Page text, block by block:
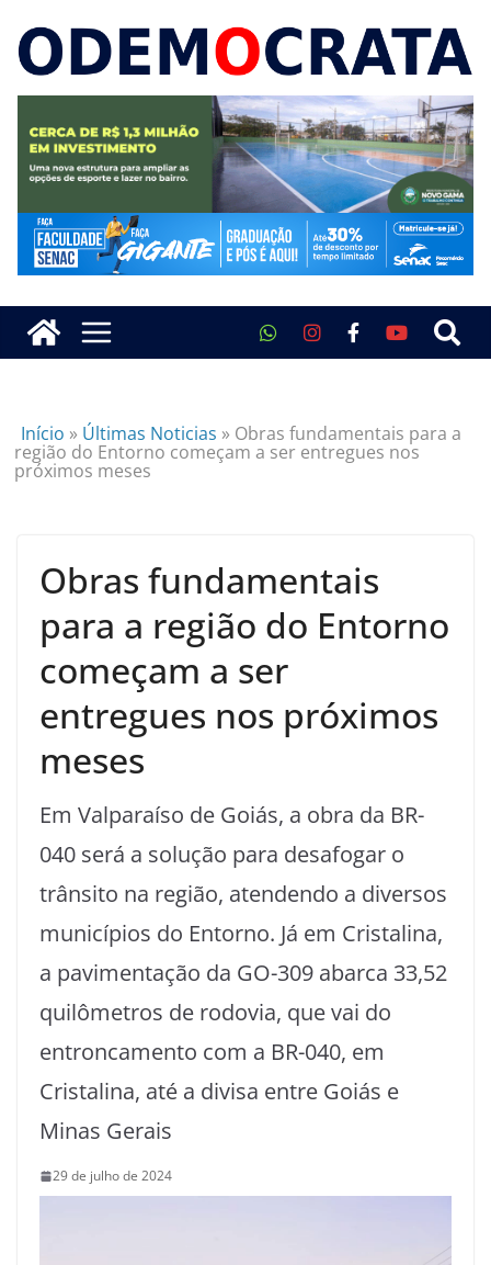
Início » Últimas Noticias » Obras fundamentais para a
região do Entorno começam a ser entregues nos
próximos meses
Obras fundamentais
para a região do Entorno
começam a ser
entregues nos próximos
meses
Em Valparaíso de Goiás, a obra da BR-
040 será a solução para desafogar o
trânsito na região, atendendo a diversos
municípios do Entorno. Já em Cristalina,
a pavimentação da GO-309 abarca 33,52
quilômetros de rodovia, que vai do
entroncamento com a BR-040, em
Cristalina, até a divisa entre Goiás e
Minas Gerais
29 de julho de 2024